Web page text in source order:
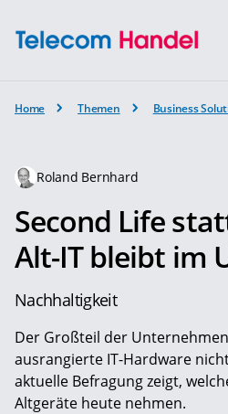
Home Themen Business
Roland Bernhard
Second Life
Alt-IT bleibt im
Nachhaltigkeit
Der Großteil der
ausrangierte IT-Hardware
aktuelle Befragung zeigt,
Altgeräte heute nehmen.